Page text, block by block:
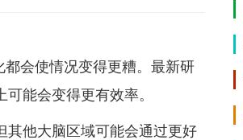
都会使情况变得更糟。最新研
能会变得更有效率。
其他大脑区域可能会通过更好